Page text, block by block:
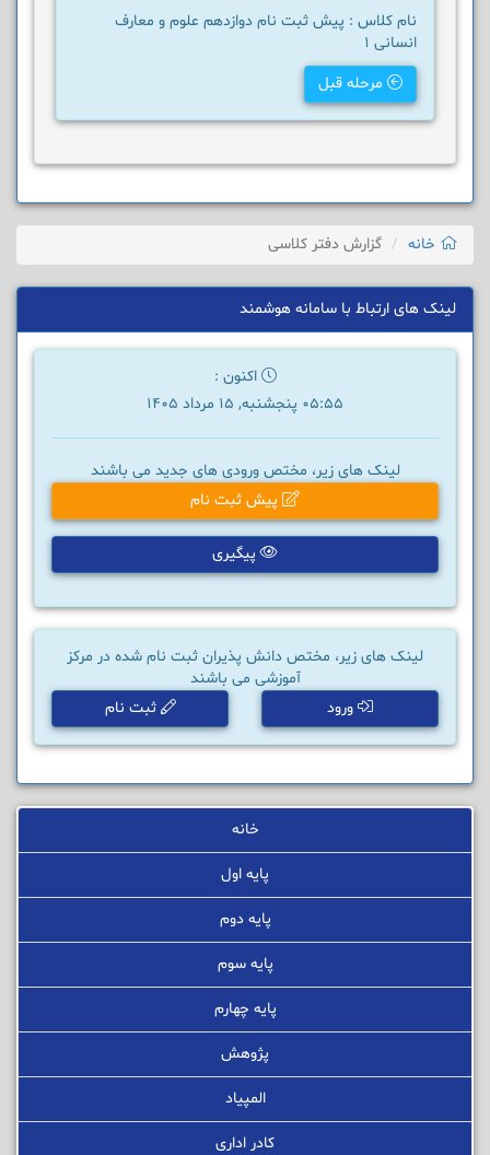
نام کلاس : پیش ثبت نام دوازدهم علوم و معارف
انسانی 1
مرحله قبل
خانه گزارش دفتر کلاسی
لینک های ارتباط با سامانه هوشمند
اکنون :
05:55 پنجشنبه, 15 مرداد 1405
لینک های زیر، مختص ورودی های جدید می باشند
پیش ثبت نام
پیگیری
لینک های زیر، مختص دانش پذیران ثبت نام شده در مرکز
آموزشی می باشند
ورود
ثبت نام
خانه
پایه اول
پایه دوم
پایه سوم
پایه چهارم
پژوهش
المپیاد
کادر اداری